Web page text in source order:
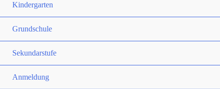
Kindergarten
Grundschule
Sekundarstufe
Anmeldung